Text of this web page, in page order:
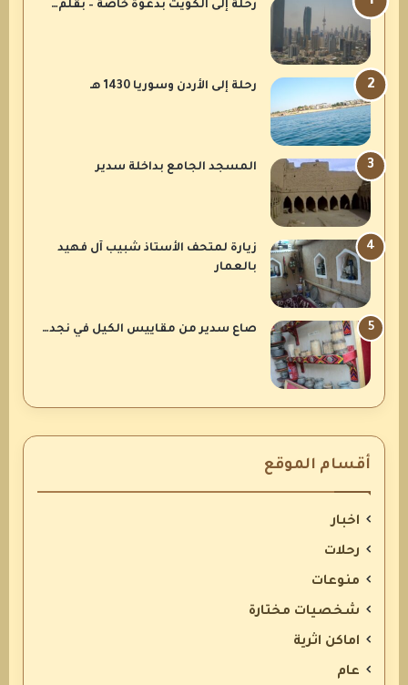
رحلة إلى الكويت بدعوة خاصة – بقلم…
رحلة إلى الأردن وسوريا 1430 هـ
المسجد الجامع بداخلة سدير
زيارة لمتحف الأستاذ شبيب آل فهيد
بالعمار
صاع سدير من مقاييس الكيل في نجد…
أقسام الموقع
اخبار
رحلات
منوعات
شخصيات مختارة
اماكن اثرية
عام